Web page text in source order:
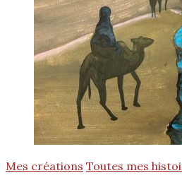
Mes créations Toutes mes